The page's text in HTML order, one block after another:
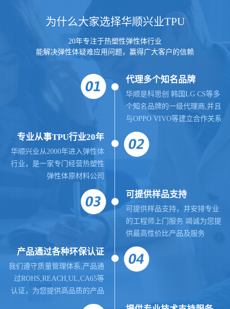
为什么大家选择华顺兴业TPU
20年专注于热塑性弹性体行业
能解决弹性体疑难应用问题，赢得广大客户的信赖
代理多个知名品牌
华顺是科思创 韩国LG CS等多
个知名品牌的一级代理商,并且
与OPPO VIVO等建立合作关系
专业从事TPU行业20年
华顺兴业从2000年进入弹性体
行业，是一家专门经营热塑性
弹性体原材料公司
可提供样品支持
可提供样品支持，并安排专业
的工程师上门服务 竭诚为您提
供最高性价比产品及服务
产品通过各种环保认证
我们遵守质量管理体系, 产品通
过ROHS,REACH,UL,CA65等
认证，为您提供高品质的产品